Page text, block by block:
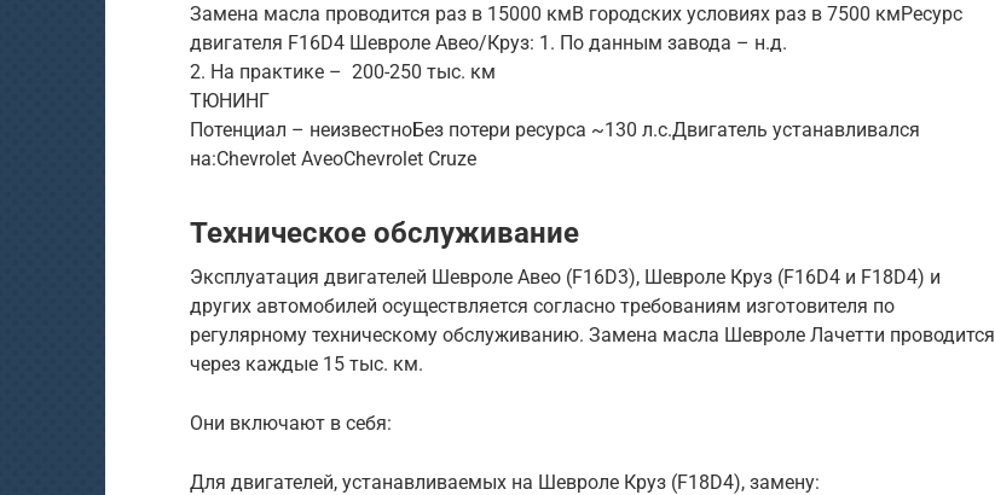
Замена масла проводится раз в 15000 кмВ городских условиях раз в 7500 кмРесурс
двигателя F16D4 Шевроле Авео/Круз: 1. По данным завода – н.д.
2. На практике – 200-250 тыс. км
ТЮНИНГ
Потенциал – неизвестноБез потери ресурса ~130 л.с.Двигатель устанавливался
на:Chevrolet AveoChevrolet Cruze
Техническое обслуживание
Эксплуатация двигателей Шевроле Авео (F16D3), Шевроле Круз (F16D4 и F18D4) и
других автомобилей осуществляется согласно требованиям изготовителя по
регулярному техническому обслуживанию. Замена масла Шевроле Лачетти проводится
через каждые 15 тыс. км.
Они включают в себя:
Для двигателей, устанавливаемых на Шевроле Круз (F18D4), замену: